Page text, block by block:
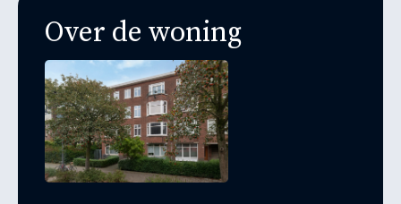
Over de woning